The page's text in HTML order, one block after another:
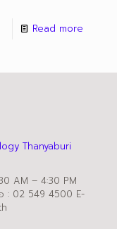
Read more
Thanyaburi
AM – 4:30 PM
: 02 549 4500 E-